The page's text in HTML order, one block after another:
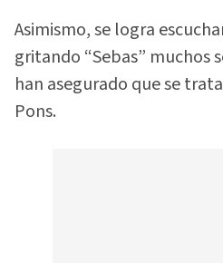
Asimismo, se logra
gritando “Sebas” muchos
han asegurado que se
Pons.